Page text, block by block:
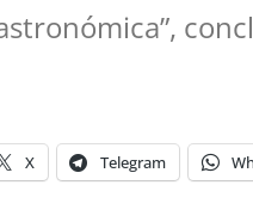
X Telegram